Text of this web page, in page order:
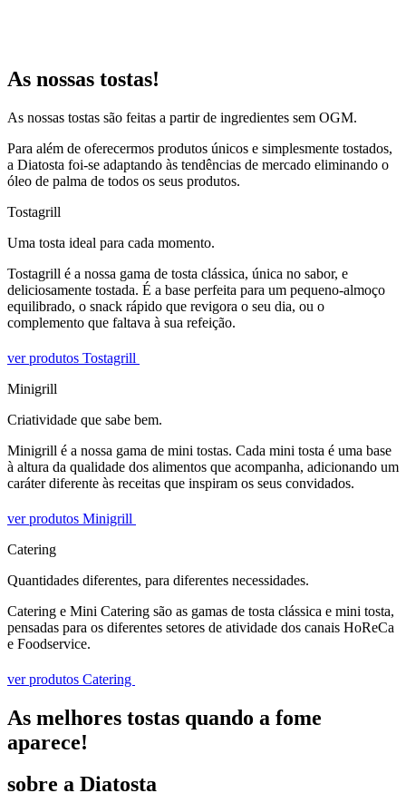
As nossas tostas!
As nossas tostas são feitas a partir de ingredientes sem OGM.
Para além de oferecermos produtos únicos e simplesmente tostados,
a Diatosta foi-se adaptando às tendências de mercado eliminando o
óleo de palma de todos os seus produtos.
Tostagrill
Uma tosta ideal para cada momento.
Tostagrill é a nossa gama de tosta clássica, única no sabor, e
deliciosamente tostada. É a base perfeita para um pequeno-almoço
equilibrado, o snack rápido que revigora o seu dia, ou o
complemento que faltava à sua refeição.
ver produtos Tostagrill
Minigrill
Criatividade que sabe bem.
Minigrill é a nossa gama de mini tostas. Cada mini tosta é uma base
à altura da qualidade dos alimentos que acompanha, adicionando um
caráter diferente às receitas que inspiram os seus convidados.
ver produtos Minigrill
Catering
Quantidades diferentes, para diferentes necessidades.
Catering e Mini Catering são as gamas de tosta clássica e mini tosta,
pensadas para os diferentes setores de atividade dos canais HoReCa
e Foodservice.
ver produtos Catering
As melhores tostas quando a fome
aparece!
sobre a Diatosta